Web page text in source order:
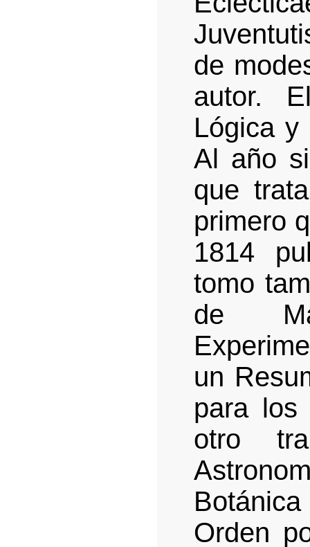
de
autor.
Lógica y
Al año
que
primero
1814
tomo
de
un
para los
otro
Orden